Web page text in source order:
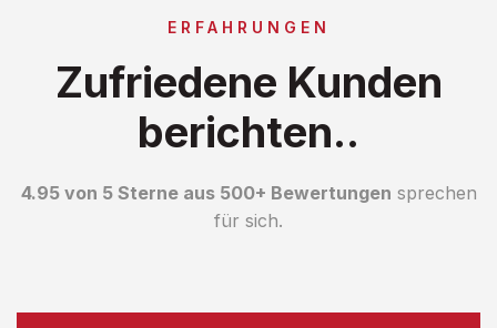
ERFAHRUNGEN
Zufriedene Kunden
berichten..
4.95 von 5 Sterne aus 500+ Bewertungen sprechen
für sich.